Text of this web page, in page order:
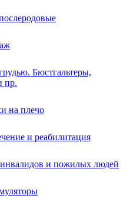
Бюстгальтеры,
пр.
на плечо
и реабилитация
и пожилых людей